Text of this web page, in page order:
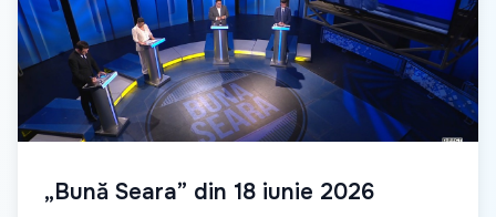
„Bună Seara” din 18 iunie 2026